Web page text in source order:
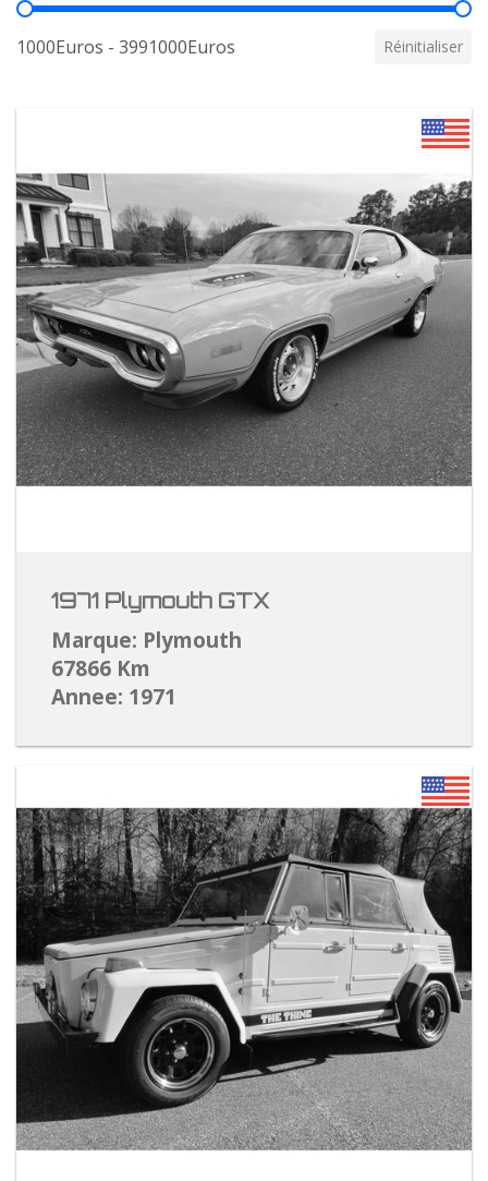
Prix
1000Euros - 3991000Euros Réinitialiser
1971 Plymouth GTX
Marque: Plymouth
67866 Km
Annee: 1971